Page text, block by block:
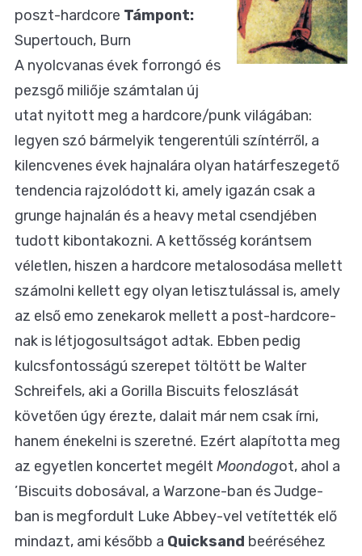
poszt-hardcore Támpont:
Supertouch, Burn
A nyolcvanas évek forrongó és
pezsgő miliője számtalan új
utat nyitott meg a hardcore/punk világában:
legyen szó bármelyik tengerentúli színtérről, a
kilencvenes évek hajnalára olyan határfeszegető
tendencia rajzolódott ki, amely igazán csak a
grunge hajnalán és a heavy metal csendjében
tudott kibontakozni. A kettősség korántsem
véletlen, hiszen a hardcore metalosodása mellett
számolni kellett egy olyan letisztulással is, amely
az első emo zenekarok mellett a post-hardcore-
nak is létjogosultságot adtak. Ebben pedig
kulcsfontosságú szerepet töltött be Walter
Schreifels, aki a Gorilla Biscuits feloszlását
követően úgy érezte, dalait már nem csak írni,
hanem énekelni is szeretné. Ezért alapította meg
az egyetlen koncertet megélt Moondogot, ahol a
’Biscuits dobosával, a Warzone-ban és Judge-
ban is megfordult Luke Abbey-vel vetítették elő
mindazt, ami később a Quicksand beéréséhez